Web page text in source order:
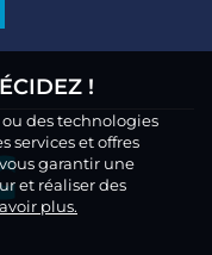
!
des technologies
services et offres
garantir une
et réaliser des
plus.